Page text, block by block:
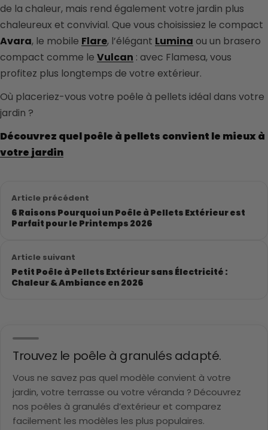
de la chaleur, mais rend également votre jardin plus
chaleureux et convivial. Que vous choisissiez le compact
Avara, le mobile Flare, l’élégant Lumina ou un brasero
compact comme le Vulcan : avec Flamesa, vous
profitez plus longtemps de votre extérieur.
Où placeriez-vous votre poêle à pellets idéal dans votre
jardin ?
Découvrez quel poêle à pellets convient le mieux à
votre jardin
Article précédent
6 Raisons Pourquoi un Poêle à Pellets Extérieur est
Parfait pour le Printemps 2026
Article suivant
Petit Poêle à Pellets Extérieur sans Électricité :
Chaleur & Ambiance en 2026
Trouvez le poêle à granulés adapté.
Vous ne savez pas quel modèle convient à votre
jardin, votre terrasse ou votre véranda ? Découvrez
nos poêles à granulés d’extérieur et comparez
facilement les modèles les plus populaires.